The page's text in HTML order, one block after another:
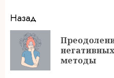
Продолжить
чтение
Назад
методы